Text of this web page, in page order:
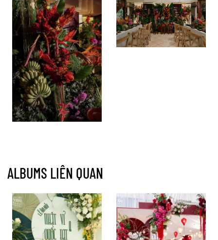
ALBUMS LIÊN QUAN